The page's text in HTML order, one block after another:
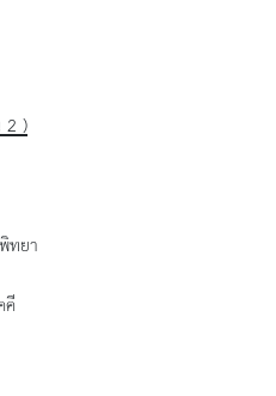
จ้าง
จัดซื้อจัดจ้างในรอบเดือน (สข
าคา
2 )
ทยา
คี